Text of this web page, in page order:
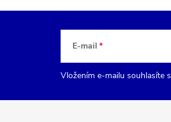
E-mail
Vložením e-mailu souhlasíte s